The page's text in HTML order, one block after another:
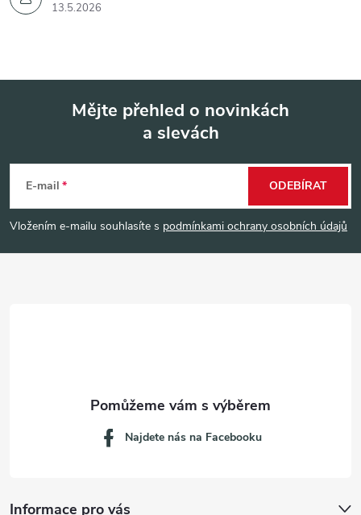
13.5.2026
p
Mějte přehled o novinkách
a slevách
E-mail
Vložením e-mailu souhlasíte s podmínkami ochrany osobních údajů
ODEBÍRAT
Informace pro vás
Najdete nás na Facebooku